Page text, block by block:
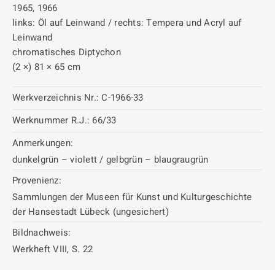
1965, 1966
links: Öl auf Leinwand / rechts: Tempera und Acryl auf
Leinwand
chromatisches Diptychon
(2 ×) 81 × 65 cm
Werkverzeichnis Nr.: C-1966-33
Werknummer R.J.: 66/33
Anmerkungen:
dunkelgrün – violett / gelbgrün – blaugraugrün
Provenienz:
Sammlungen der Museen für Kunst und Kulturgeschichte
der Hansestadt Lübeck (ungesichert)
Bildnachweis:
Werkheft VIII, S. 22